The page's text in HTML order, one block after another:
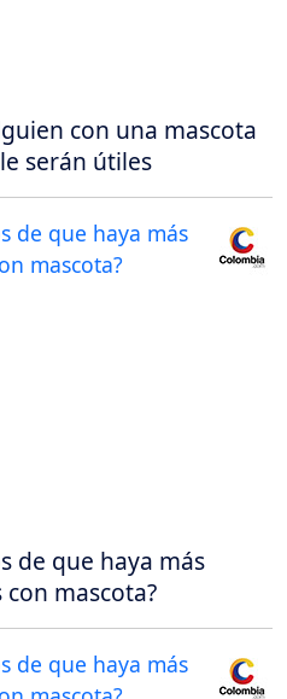
con una mascota
serán útiles
de que haya más
mascota?